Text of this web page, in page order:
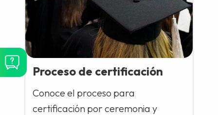
Proceso de certificación
Conoce el proceso para
certificación por ceremonia y